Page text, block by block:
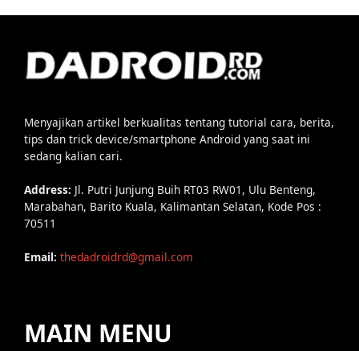
Menyajikan artikel berkualitas tentang tutorial cara, berita,
tips dan trick device/smartphone Android yang saat ini
sedang kalian cari.
Address: Jl. Putri Junjung Buih RT03 RW01, Ulu Benteng,
Marabahan, Barito Kuala, Kalimantan Selatan, Kode Pos :
70511
Email: thedadroidrd@gmail.com
MAIN MENU